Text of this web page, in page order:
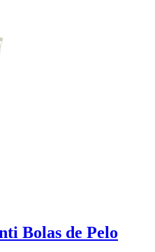
Bolas de Pelo